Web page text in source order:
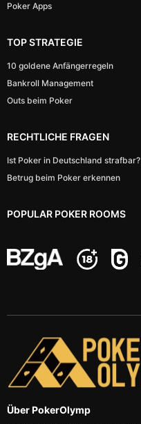
Poker Apps
TOP STRATEGIE
10 goldene Anfängerregeln
Bankroll Management
Outs beim Poker
RECHTLICHE FRAGEN
Ist Poker in Deutschland strafbar?
Betrug beim Poker erkennen
POPULAR POKER ROOMS
Über PokerOlymp